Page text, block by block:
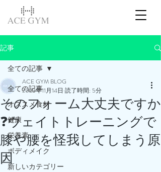
記事
全ての記事
オススメ食材
健康
栄養素
ボディメイク
新しいカテゴリー
全ての記事
そのフォーム大丈夫ですか
❓ウェイトトレーニングで
膝や腰を怪我してしまう原
因
ACE GYM BLOG
2023年11月14日 読了時間: 5分